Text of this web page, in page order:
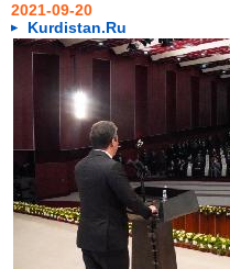
2021-09-20
Kurdistan.Ru